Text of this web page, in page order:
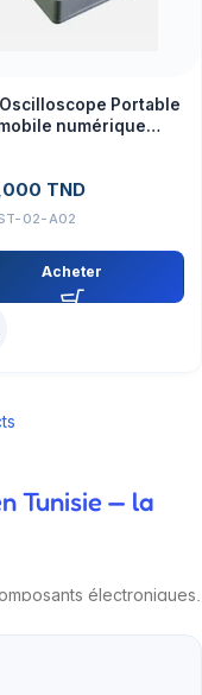
Portable
numérique
TND
02-A02
Acheter
Tunisie — la
électroniques,
: Arduino,
fers à souder.